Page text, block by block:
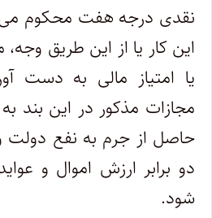
نقدی درجه هفت محکوم می
این کار یا از این طریق
یا امتیاز مالی به دست
مجازات مذکور در این بند
حاصل از جرم به نفع دولت
دو برابر ارزش اموال و
شود.